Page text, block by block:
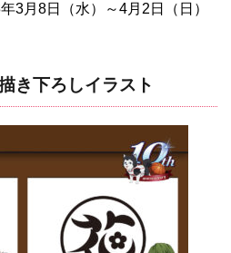
3月8日（水）～4月2日（日）
き下ろしイラスト